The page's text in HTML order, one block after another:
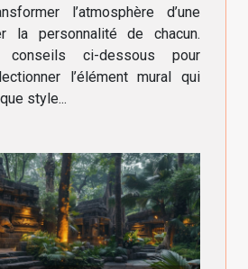
l’atmosphère d’une
la personnalité de chacun.
conseils ci-dessous pour
l’élément mural qui
style...